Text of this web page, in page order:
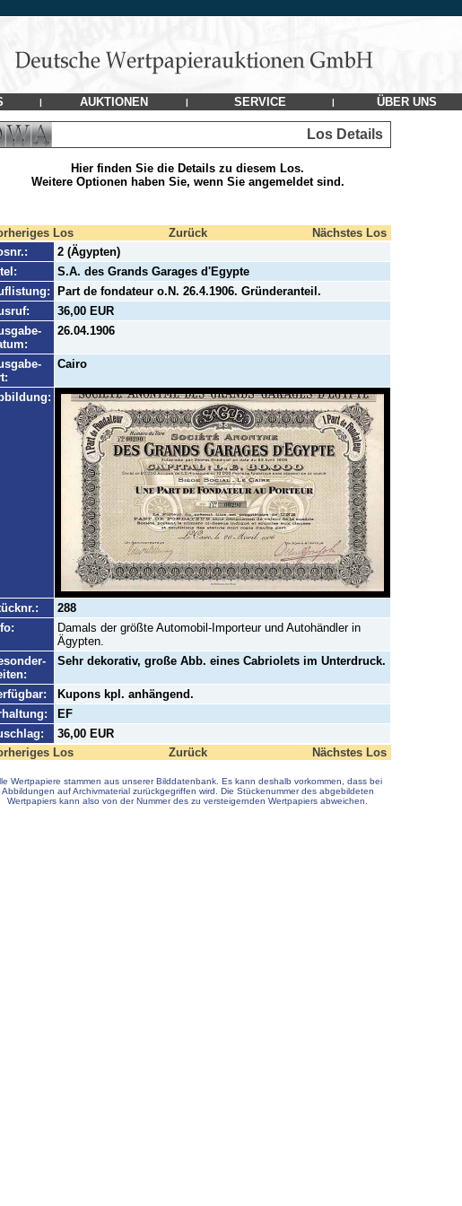
| AUKTIONEN | SERVICE | ÜBER UNS
Los Details
Hier finden Sie die Details zu diesem Los.
Weitere Optionen haben Sie, wenn Sie angemeldet sind.
Los Zurück
Nächstes Los
2 (Ägypten)
S.A. des Grands Garages d'Egypte
Part de fondateur o.N. 26.4.1906. Gründeranteil.
36,00 EUR
26.04.1906
Cairo
288
Damals der größte Automobil-Importeur und Autohändler in
Ägypten.
Sehr dekorativ, große Abb. eines Cabriolets im Unterdruck.
Kupons kpl. anhängend.
EF
36,00 EUR
Los
Zurück Nächstes Los
Wertpapiere stammen aus unserer Bilddatenbank. Es kann deshalb vorkommen, dass bei
Abbildungen auf Archivmaterial zurückgegriffen wird. Die Stückenummer des abgebildeten
Wertpapiers kann also von der Nummer des zu versteigernden Wertpapiers abweichen.